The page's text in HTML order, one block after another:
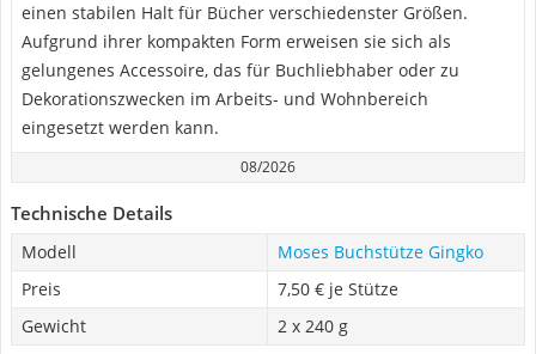
einen stabilen Halt für Bücher verschiedenster Größen.
Aufgrund ihrer kompakten Form erweisen sie sich als
gelungenes Accessoire, das für Buchliebhaber oder zu
Dekorationszwecken im Arbeits- und Wohnbereich
eingesetzt werden kann.
08/2026
Technische Details
Modell
Moses Buchstütze Gingko
Preis
7,50 € je Stütze
Gewicht
2 x 240 g